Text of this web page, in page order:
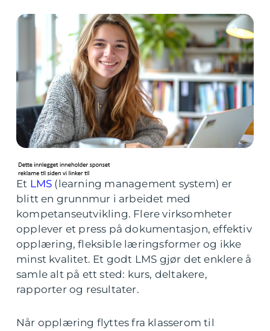
Et LMS (learning management system) er
blitt en grunnmur i arbeidet med
kompetanseutvikling. Flere virksomheter
opplever et press på dokumentasjon, effektiv
opplæring, fleksible læringsformer og ikke
minst kvalitet. Et godt LMS gjør det enklere å
samle alt på ett sted: kurs, deltakere,
rapporter og resultater.
Når opplæring flyttes fra klasserom til